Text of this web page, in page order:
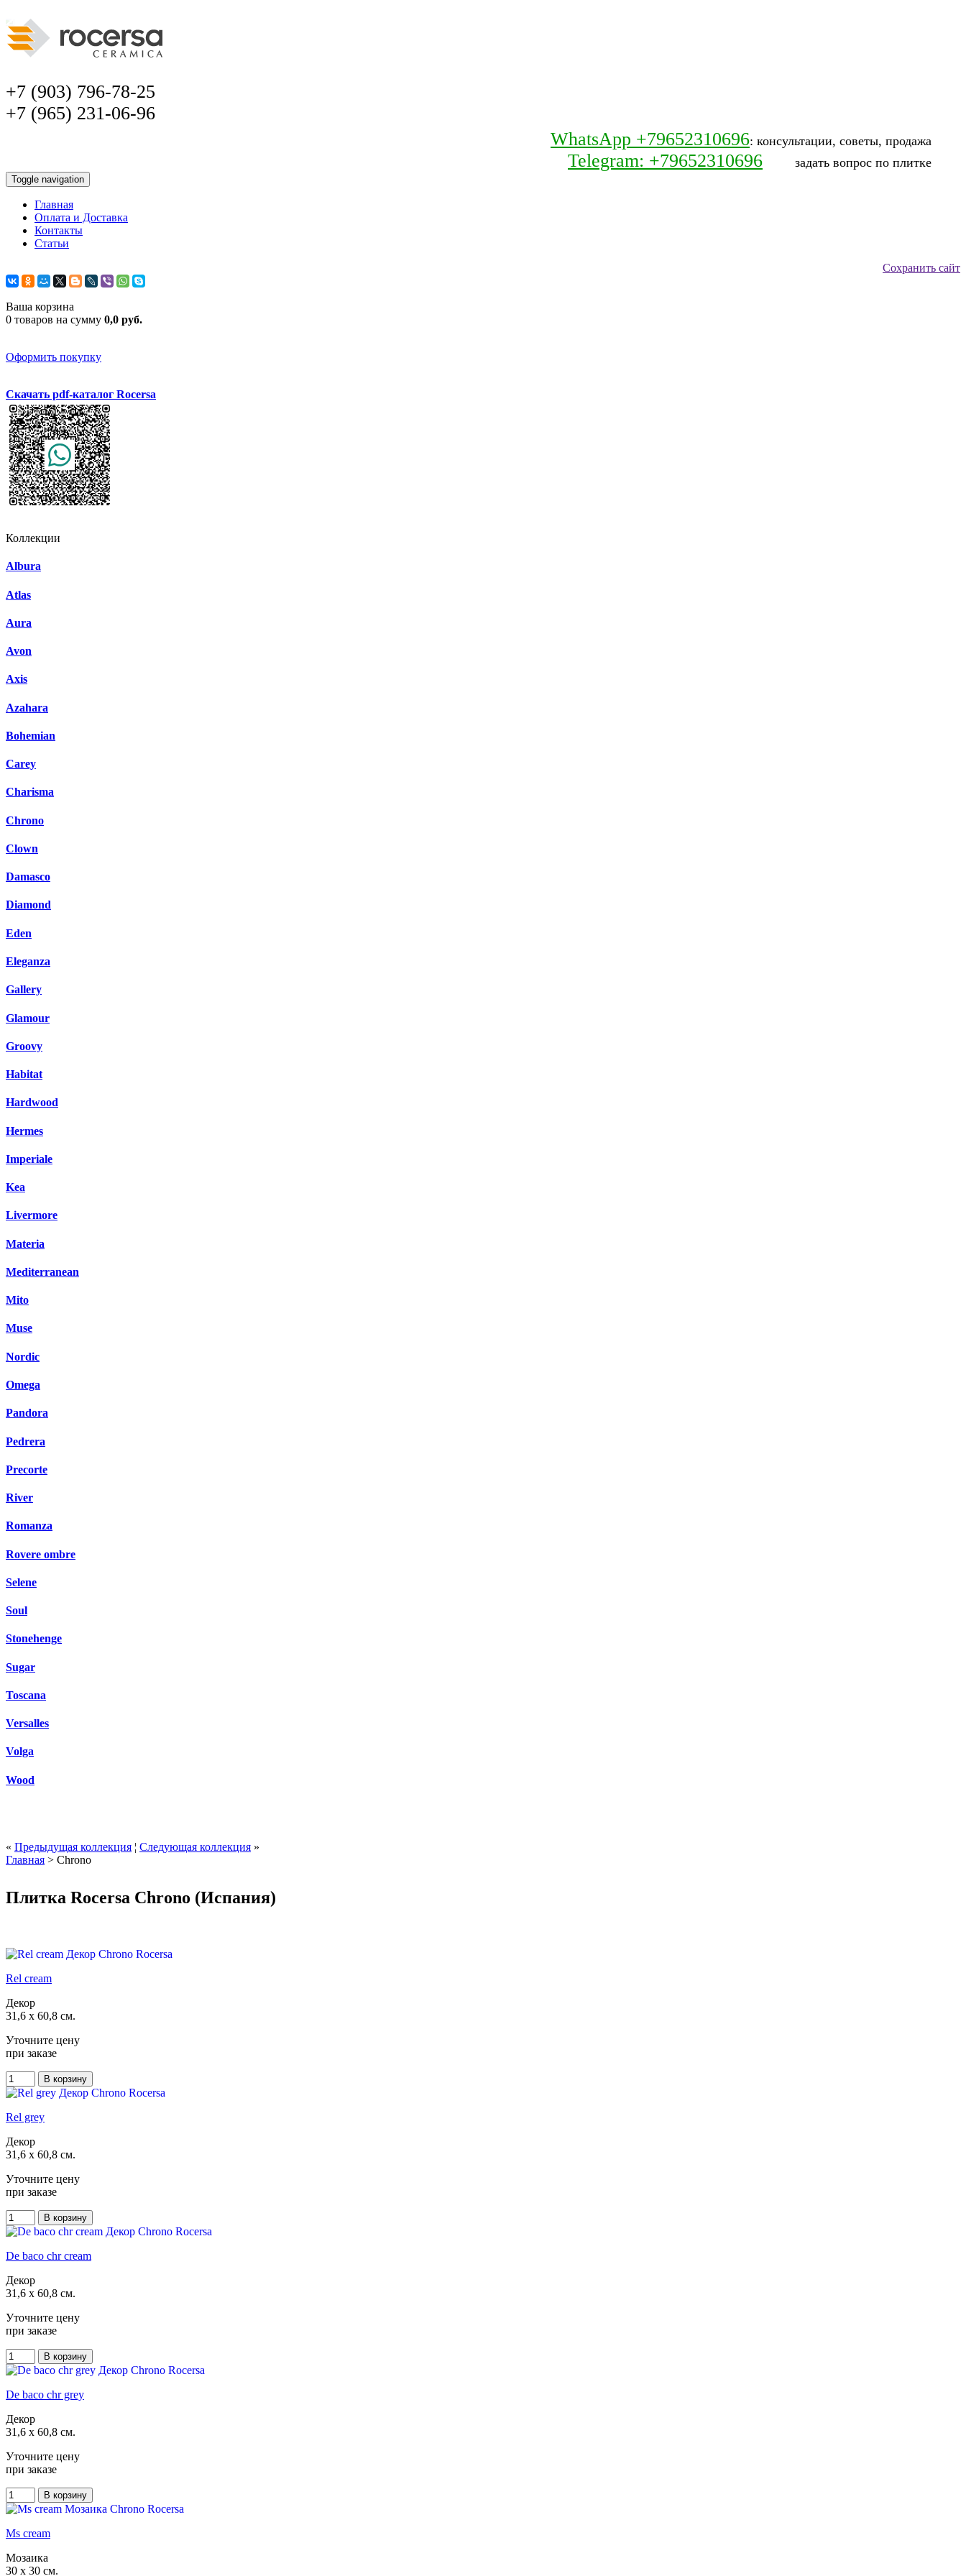
+7 (903) 796-78-25
+7 (965) 231-06-96
WhatsApp +79652310696: консультации, советы, продажа
Telegram: +79652310696 задать вопрос по плитке
Toggle navigation
Главная
Оплата и Доставка
Контакты
Статьи
Сохранить сайт
Ваша корзина
0 товаров на сумму 0,0 руб.
Оформить покупку
Скачать pdf-каталог Rocersa
Коллекции
Albura
Atlas
Aura
Avon
Axis
Azahara
Bohemian
Carey
Charisma
Chrono
Clown
Damasco
Diamond
Eden
Eleganza
Gallery
Glamour
Groovy
Habitat
Hardwood
Hermes
Imperiale
Kea
Livermore
Materia
Mediterranean
Mito
Muse
Nordic
Omega
Pandora
Pedrera
Precorte
River
Romanza
Rovere ombre
Selene
Soul
Stonehenge
Sugar
Toscana
Versalles
Volga
Wood
« Предыдущая коллекция ¦ Следующая коллекция »
Главная > Chrono
Плитка Rocersa Chrono (Испания)
Rel cream
Декор
31,6 x 60,8 см.
Уточните цену
при заказе
Rel grey
Декор
31,6 x 60,8 см.
Уточните цену
при заказе
De baco chr cream
Декор
31,6 x 60,8 см.
Уточните цену
при заказе
De baco chr grey
Декор
31,6 x 60,8 см.
Уточните цену
при заказе
Ms cream
Мозаика
30 x 30 см.